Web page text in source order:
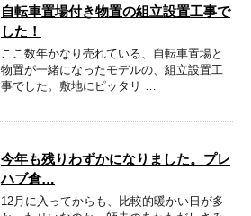
自転車置場付き物置の組立設置工事で
した！
ここ数年かなり売れている、自転車置場と
物置が一緒になったモデルの、組立設置工
事でした。敷地にピッタリ …
今年も残りわずかになりました。プレ
ハブ倉…
12月に入ってからも、比較的暖かい日が多